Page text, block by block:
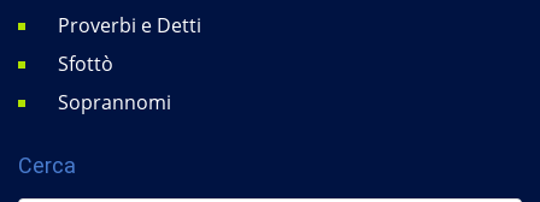
Proverbi e Detti
Sfottò
Soprannomi
Cerca